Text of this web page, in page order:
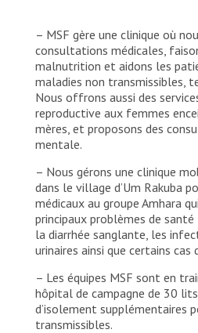
– MSF gère une clinique où
consultations médicales,
malnutrition et aidons les
maladies non transmissibles,
Nous offrons aussi des
reproductive aux femmes
mères, et proposons des
mentale.
– Nous gérons une clinique
dans le village d’Um Rakuba
médicaux au groupe Amhara
principaux problèmes de
la diarrhée sanglante, les
urinaires ainsi que certains cas
– Les équipes MSF sont en
hôpital de campagne de 30
d’isolement supplémentaires
transmissibles.